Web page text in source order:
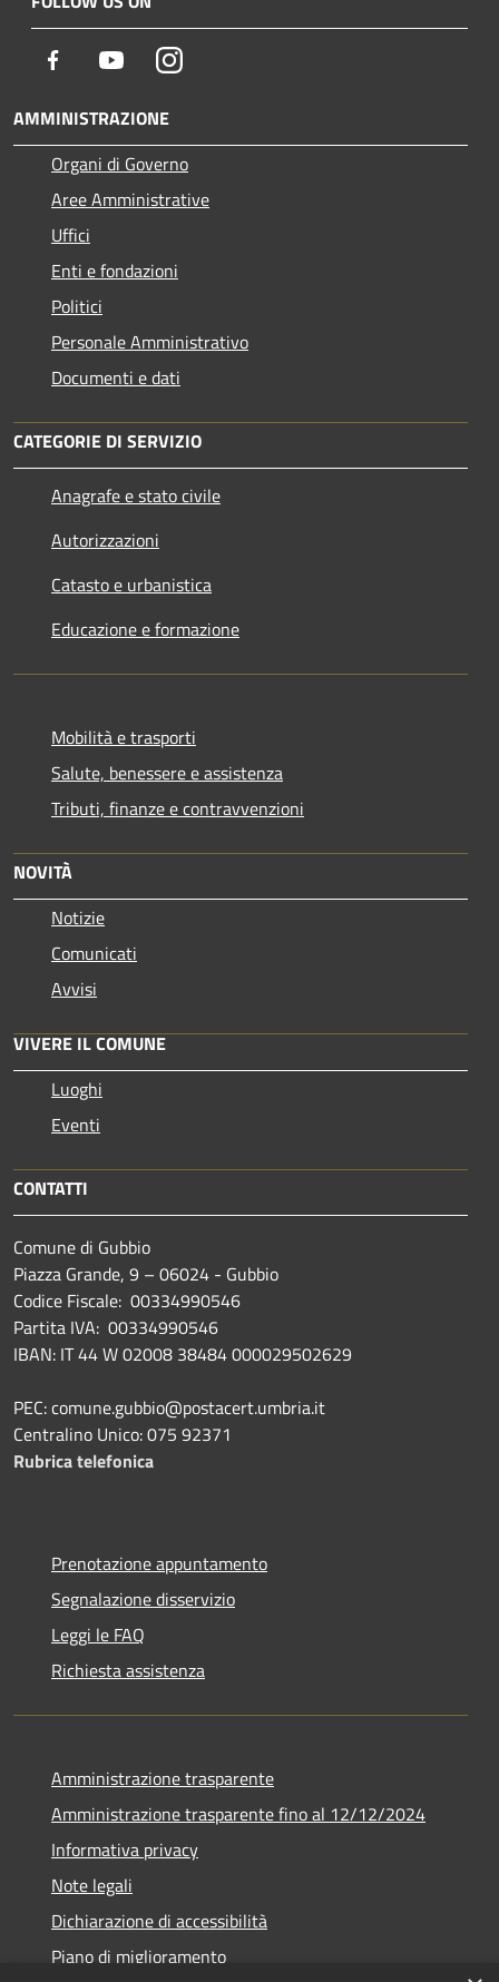
Facebook YoutubeInstagram
AMMINISTRAZIONE
Organi di Governo
Aree Amministrative
Uffici
Enti e fondazioni
Politici
Personale Amministrativo
Documenti e dati
CATEGORIE DI SERVIZIO
Anagrafe e stato civile
Autorizzazioni
Catasto e urbanistica
Educazione e formazione
Mobilità e trasporti
Salute, benessere e assistenza
Tributi, finanze e contravvenzioni
NOVITÀ
Notizie
Comunicati
Avvisi
VIVERE IL COMUNE
Luoghi
Eventi
CONTATTI
Comune di Gubbio
Piazza Grande, 9 – 06024 - Gubbio
Codice Fiscale: 00334990546
Partita IVA: 00334990546
IBAN: IT 44 W 02008 38484 000029502629
PEC: comune.gubbio@postacert.umbria.it
Centralino Unico: 075 92371
Rubrica telefonica
Prenotazione appuntamento
Segnalazione disservizio
Leggi le FAQ
Richiesta assistenza
Amministrazione trasparente
Amministrazione trasparente fino al 12/12/2024
Informativa privacy
Note legali
Dichiarazione di accessibilità
Piano di miglioramento